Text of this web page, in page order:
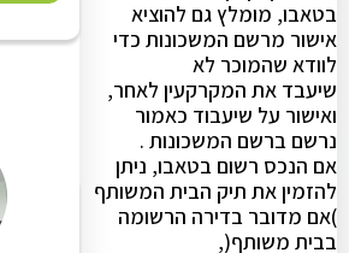
בטאבו, מומלץ גם להוציא
אישור מרשם המשכונות כדי
לוודא שהמוכר לא
שיעבד את המקרקעין לאחר,
ואישור על שיעבוד כאמור
נרשם ברשם המשכונות .
אם הנכס רשום בטאבו, ניתן
להזמין את תיק הבית המשותף
)אם מדובר בדירה הרשומה
בבית משותף(,